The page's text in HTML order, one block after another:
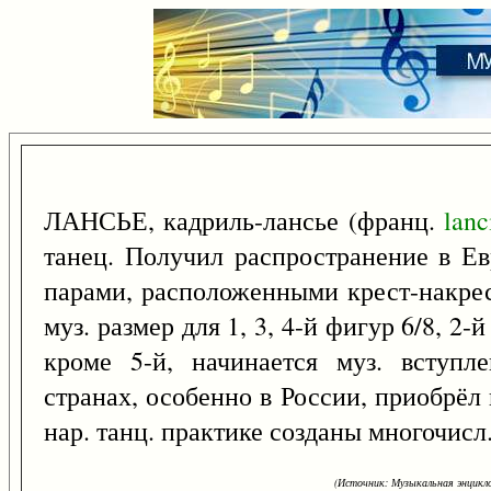
ЛАНСЬЕ, кадриль-лансье (франц.
танец. Получил распространение в
парами, расположенными крест-
муз. размер для 1, 3, 4-й фигур 6/8,
кроме 5-й, начинается муз.
странах, особенно в России,
нар. танц. практике созданы
(Источник: Музыкальная